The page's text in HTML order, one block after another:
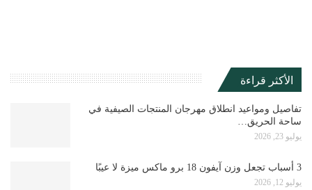
الأكثر قراءة
تفاصيل ومواعيد انطلاق مهرجان المنتجات الصيفية في
ساحة الحريق…
يوليو 23, 2026
3 أسباب تجعل وزن آيفون 18 برو ماكس ميزة لا عيبًا
يوليو 12, 2026